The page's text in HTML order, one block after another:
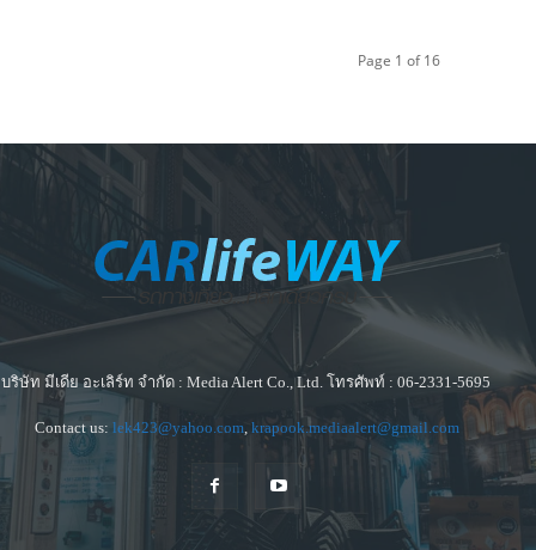
Page 1 of 16
บริษัท มีเดีย อะเลิร์ท จำกัด : Media Alert Co., Ltd. โทรศัพท์ : 06-2331-5695
Contact us: lek423@yahoo.com, krapook.mediaalert@gmail.com